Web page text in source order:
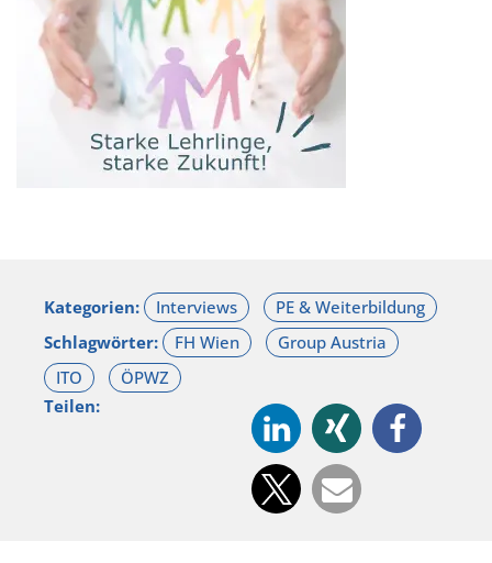
Kategorien:
Schlagwörter:
Teilen: